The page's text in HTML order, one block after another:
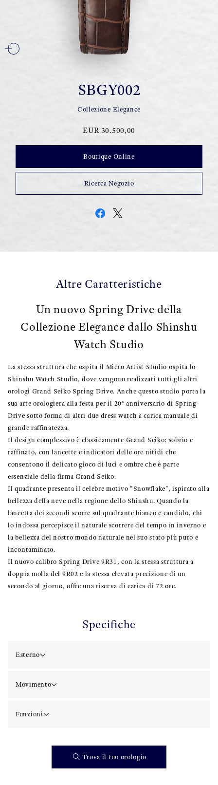
SBGY002
Collezione Elegance
EUR 30.500,00
Boutique Online
Ricerca Negozio
Altre Caratteristiche
Un nuovo Spring Drive della
Collezione Elegance dallo Shinshu
Watch Studio
La stessa struttura che ospita il Micro Artist Studio ospita lo
Shinshu Watch Studio, dove vengono realizzati tutti gli altri
orologi Grand Seiko Spring Drive. Anche questo studio porta la
sua arte orologiera alla festa per il 20° anniversario di Spring
Drive sotto forma di altri due dress watch a carica manuale di
grande raffinatezza.
Il design complessivo è classicamente Grand Seiko: sobrio e
raffinato, con lancette e indicatori delle ore nitidi che
consentono il delicato gioco di luci e ombre che è parte
essenziale della firma Grand Seiko.
Il quadrante presenta il celebre motivo "Snowflake", ispirato alla
bellezza della neve nella regione dello Shinshu. Quando la
lancetta dei secondi scorre sul quadrante bianco e candido, chi
lo indossa percepisce il naturale scorrere del tempo in inverno e
la bellezza del nostro mondo naturale nel suo stato più puro e
incontaminato.
Il nuovo calibro Spring Drive 9R31, con la stessa struttura a
doppia molla del 9R02 e la stessa elevata precisione di un
secondo al giorno, offre una riserva di carica di 72 ore.
Specifiche
Esterno
Movimento
Funzioni
Trova il tuo orologio